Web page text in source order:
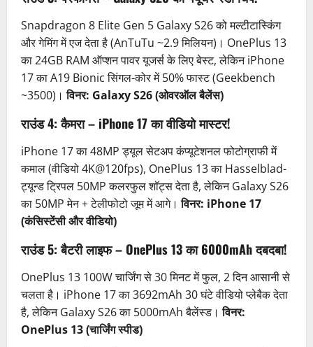
Snapdragon 8 Elite Gen 5 Galaxy S26 को मल्टीटास्किंग
और गेमिंग में एज देता है (AnTuTu ~2.9 मिलियन)। OnePlus 13
का 24GB RAM ऑप्शन पावर यूजर्स के लिए बेस्ट, लेकिन iPhone
17 का A19 Bionic सिंगल-कोर में 50% फास्ट (Geekbench
~3500)।विनर: Galaxy S26 (ओवरऑल बैलेंस)
राउंड 4: कैमरा – iPhone 17 का वीडियो मास्टर!
iPhone 17 का 48MP ड्यूल सेटअप कंप्यूटेशनल फोटोग्राफी में
कमाल (वीडियो 4K@120fps), OnePlus 13 का Hasselblad-
ट्यून्ड ट्रिपल 50MP कलरफुल शॉट्स देता है, लेकिन Galaxy S26
का 50MP मेन + टेलीफोटो जूम में आगे।विनर: iPhone 17
(कंसिस्टेंसी और वीडियो)
राउंड 5: बैटरी लाइफ – OnePlus 13 का 6000mAh दबदबा!
OnePlus 13 100W चार्जिंग से 30 मिनट में फुल, 2 दिन आसानी से
चलता है। iPhone 17 का 3692mAh 30 घंटे वीडियो प्लेबैक देता
है, लेकिन Galaxy S26 का 5000mAh बैलेंस्ड।विनर:
OnePlus 13 (चार्जिंग स्पीड)